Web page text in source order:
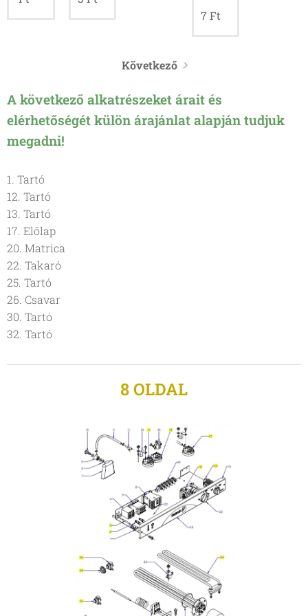
7Ft
Következő
A következő alkatrészeket árait és
elérhetőségét külön árajánlat alapján tudjuk
megadni!
1. Tartó
12. Tartó
13. Tartó
17. Előlap
20. Matrica
22. Takaró
25. Tartó
26. Csavar
30. Tartó
32. Tartó
8 OLDAL